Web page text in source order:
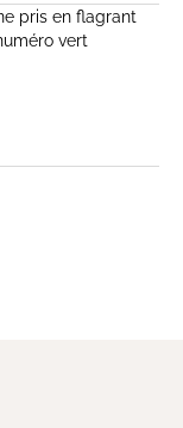
pris en flagrant
vert